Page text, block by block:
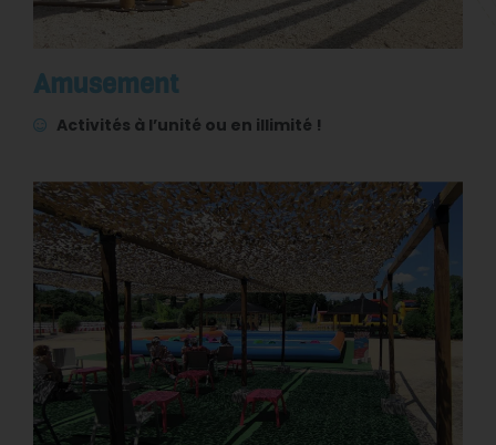
Amusement
Activités à l’unité ou en illimité !